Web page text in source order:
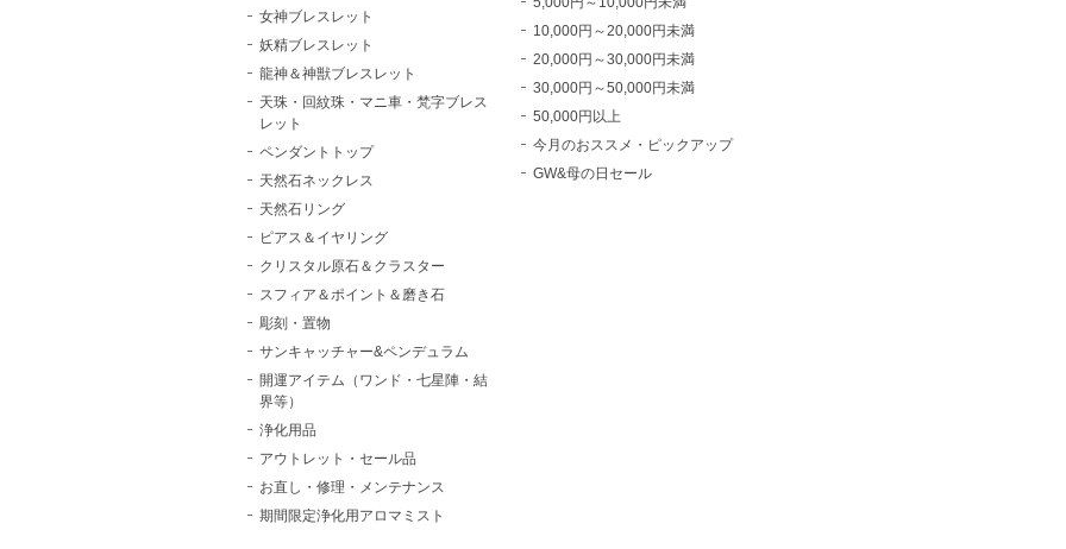
女神ブレスレット
妖精ブレスレット
龍神＆神獣ブレスレット
天珠・回紋珠・マニ車・梵字ブレス
レット
ペンダントトップ
天然石ネックレス
天然石リング
ピアス＆イヤリング
クリスタル原石＆クラスター
スフィア＆ポイント＆磨き石
彫刻・置物
サンキャッチャー&ペンデュラム
開運アイテム（ワンド・七星陣・結
界等）
浄化用品
アウトレット・セール品
お直し・修理・メンテナンス
期間限定浄化用アロマミスト
10,000円～20,000円未満
20,000円～30,000円未満
30,000円～50,000円未満
50,000円以上
今月のおススメ・ピックアップ
GW&母の日セール